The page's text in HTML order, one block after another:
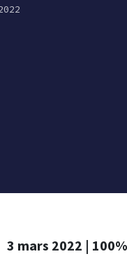
3 mars 2022 |